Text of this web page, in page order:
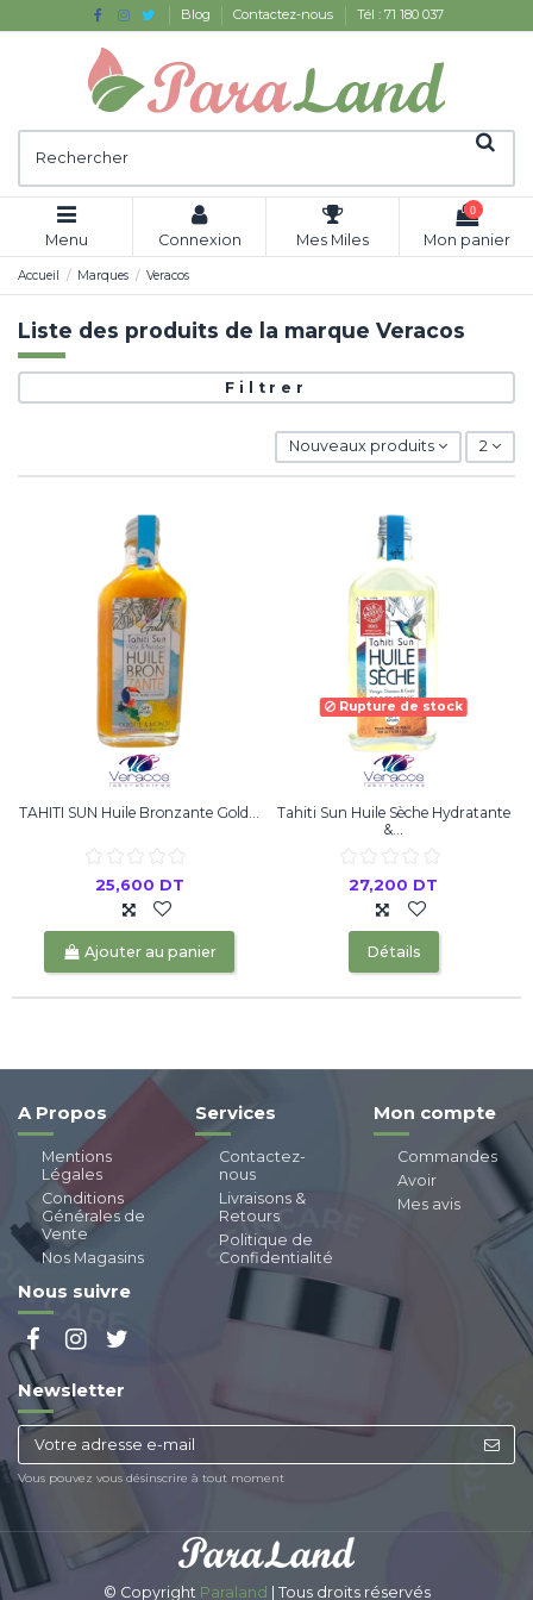
Blog Contactez-nous Tél : 71 180 037
Menu Connexion Mes Miles
0
Mon panier
Accueil Marques Veracos
Liste des produits de la marque Veracos
Filtrer
Nouveaux produits 2
TAHITI SUN Huile Bronzante Gold...
25,600 DT
Ajouter au panier
Rupture de stock
Tahiti Sun Huile Sèche Hydratante
&...
27,200 DT
Détails
A Propos
Mentions
Légales
Conditions
Générales de
Vente
Nos Magasins
Services
Contactez-
nous
Livraisons &
Retours
Politique de
Confidentialité
Mon compte
Commandes
Avoir
Mes avis
Nous suivre
Newsletter
Vous pouvez vous désinscrire à tout moment
© Copyright Paraland | Tous droits réservés